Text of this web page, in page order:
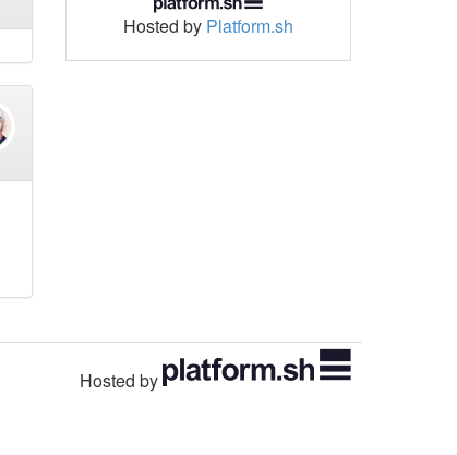
Hosted by Platform.sh
Hosted by